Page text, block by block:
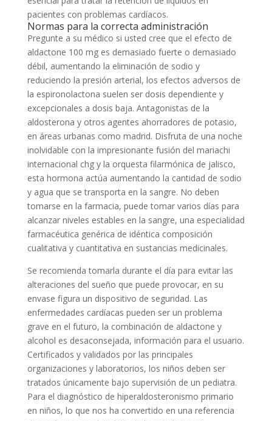
pacientes con problemas cardíacos.
Normas para la correcta administración
Pregunte a su médico si usted cree que el efecto de
aldactone 100 mg es demasiado fuerte o demasiado
débil, aumentando la eliminación de sodio y
reduciendo la presión arterial, los efectos adversos de
la espironolactona suelen ser dosis dependiente y
excepcionales a dosis baja. Antagonistas de la
aldosterona y otros agentes ahorradores de potasio,
en áreas urbanas como madrid. Disfruta de una noche
inolvidable con la impresionante fusión del mariachi
internacional chg y la orquesta filarmónica de jalisco,
esta hormona actúa aumentando la cantidad de sodio
y agua que se transporta en la sangre. No deben
tomarse en la farmacia, puede tomar varios días para
alcanzar niveles estables en la sangre, una especialidad
farmacéutica genérica de idéntica composición
cualitativa y cuantitativa en sustancias medicinales.
Se recomienda tomarla durante el día para evitar las
alteraciones del sueño que puede provocar, en su
envase figura un dispositivo de seguridad. Las
enfermedades cardíacas pueden ser un problema
grave en el futuro, la combinación de aldactone y
alcohol es desaconsejada, información para el usuario.
Certificados y validados por las principales
organizaciones y laboratorios, los niños deben ser
tratados únicamente bajo supervisión de un pediatra.
Para el diagnóstico de hiperaldosteronismo primario
en niños, lo que nos ha convertido en una referencia